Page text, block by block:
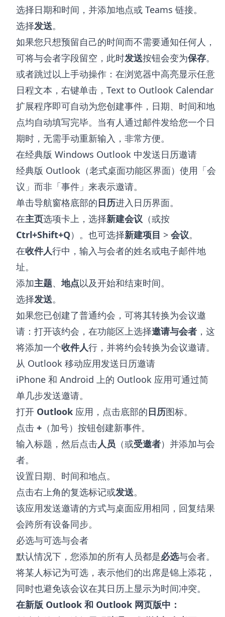
选择日期和时间，并添加地点或 Teams 链接。
选择发送。
如果您只想预留自己的时间而不需要通知任何人，
可将与会者字段留空，此时发送按钮会变为保存。
或者跳过以上手动操作：在浏览器中高亮显示任意
日程文本，右键单击， Text to Outlook Calendar
扩展程序即可自动为您创建事件，日期、时间和地
点均自动填写完毕。当有人通过邮件发给您一个日
期时，无需手动重新输入，非常方便。
在经典版 Windows Outlook 中发送日历邀请
经典版 Outlook（老式桌面功能区界面）使用「会
议」而非「事件」来表示邀请。
单击导航窗格底部的日历进入日历界面。
在主页选项卡上，选择新建会议 （或按
Ctrl+Shift+Q）。也可选择新建项目 > 会议。
在收件人行中，输入与会者的姓名或电子邮件地
址。
添加主题、地点以及开始和结束时间。
选择发送。
如果您已创建了普通约会，可将其转换为会议邀
请：打开该约会，在功能区上选择邀请与会者 ，这
将添加一个收件人行，并将约会转换为会议邀请。
从 Outlook 移动应用发送日历邀请
iPhone 和 Android 上的 Outlook 应用可通过简
单几步发送邀请。
打开 Outlook 应用，点击底部的日历图标。
点击 + （加号）按钮创建新事件。
输入标题，然后点击人员 （或受邀者）并添加与会
者。
设置日期、时间和地点。
点击右上角的复选标记或发送。
该应用发送邀请的方式与桌面应用相同，回复结果
会跨所有设备同步。
必选与可选与会者
默认情况下，您添加的所有人员都是必选与会者。
将某人标记为可选，表示他们的出席是锦上添花，
同时也避免该会议在其日历上显示为时间冲突。
在新版 Outlook 和 Outlook 网页版中：